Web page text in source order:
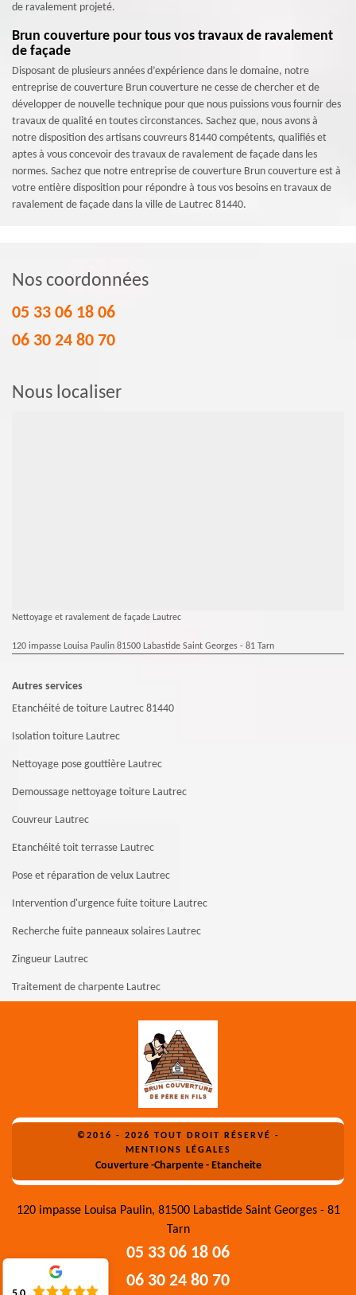
de ravalement projeté.
Brun couverture pour tous vos travaux de ravalement
de façade
Disposant de plusieurs années d’expérience dans le domaine, notre
entreprise de couverture Brun couverture ne cesse de chercher et de
développer de nouvelle technique pour que nous puissions vous fournir des
travaux de qualité en toutes circonstances. Sachez que, nous avons à
notre disposition des artisans couvreurs 81440 compétents, qualifiés et
aptes à vous concevoir des travaux de ravalement de façade dans les
normes. Sachez que notre entreprise de couverture Brun couverture est à
votre entière disposition pour répondre à tous vos besoins en travaux de
ravalement de façade dans la ville de Lautrec 81440.
Nos coordonnées
05 33 06 18 06
06 30 24 80 70
Nous localiser
Nettoyage et ravalement de façade Lautrec
120 impasse Louisa Paulin 81500 Labastide Saint Georges - 81 Tarn
Autres services
Etanchéité de toiture Lautrec 81440
Isolation toiture Lautrec
Nettoyage pose gouttière Lautrec
Demoussage nettoyage toiture Lautrec
Couvreur Lautrec
Etanchéité toit terrasse Lautrec
Pose et réparation de velux Lautrec
Intervention d'urgence fuite toiture Lautrec
Recherche fuite panneaux solaires Lautrec
Zingueur Lautrec
Traitement de charpente Lautrec
©2016 - 2026 TOUT DROIT RÉSERVÉ -
MENTIONS LÉGALES
Couverture -Charpente - Etancheite
120 impasse Louisa Paulin, 81500 Labastide Saint Georges - 81
Tarn
05 33 06 18 06
06 30 24 80 70